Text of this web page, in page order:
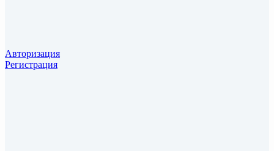
Авторизация
Регистрация